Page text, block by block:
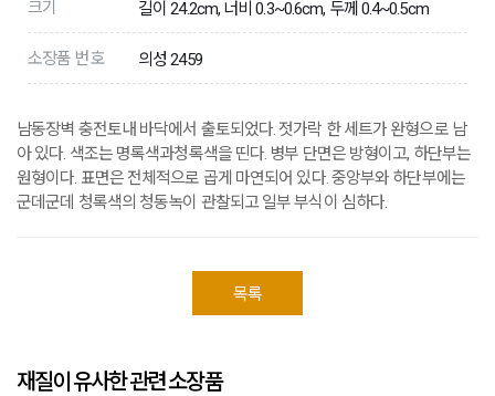
크기 길이 24.2cm, 너비 0.3~0.6cm, 두께 0.4~0.5cm
소장품 번호 의성 2459
남동장벽 충전토내 바닥에서 출토되었다. 젓가락 한 세트가 완형으로 남
아 있다. 색조는 명록색과청록색을 띤다. 병부 단면은 방형이고, 하단부는
원형이다. 표면은 전체적으로 곱게 마연되어 있다. 중앙부와 하단부에는
군데군데 청록색의 청동녹이 관찰되고 일부 부식이 심하다.
목록
재질이 유사한 관련 소장품